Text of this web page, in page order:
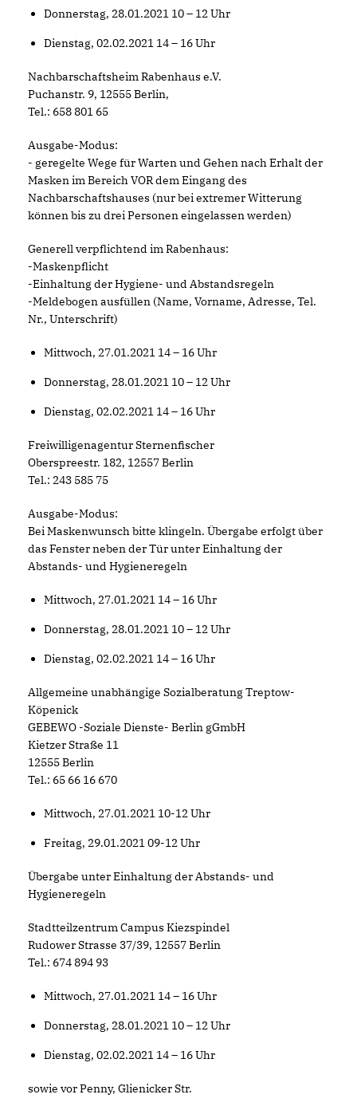
Donnerstag, 28.01.2021 10 – 12 Uhr
Dienstag, 02.02.2021 14 – 16 Uhr
Nachbarschaftsheim Rabenhaus e.V.
Puchanstr. 9, 12555 Berlin,
Tel.: 658 801 65
Ausgabe-Modus:
- geregelte Wege für Warten und Gehen nach Erhalt der
Masken im Bereich VOR dem Eingang des
Nachbarschaftshauses (nur bei extremer Witterung
können bis zu drei Personen eingelassen werden)
Generell verpflichtend im Rabenhaus:
-Maskenpflicht
-Einhaltung der Hygiene- und Abstandsregeln
-Meldebogen ausfüllen (Name, Vorname, Adresse, Tel.
Nr., Unterschrift)
Mittwoch, 27.01.2021 14 – 16 Uhr
Donnerstag, 28.01.2021 10 – 12 Uhr
Dienstag, 02.02.2021 14 – 16 Uhr
Freiwilligenagentur Sternenfischer
Oberspreestr. 182, 12557 Berlin
Tel.: 243 585 75
Ausgabe-Modus:
Bei Maskenwunsch bitte klingeln. Übergabe erfolgt über
das Fenster neben der Tür unter Einhaltung der
Abstands- und Hygieneregeln
Mittwoch, 27.01.2021 14 – 16 Uhr
Donnerstag, 28.01.2021 10 – 12 Uhr
Dienstag, 02.02.2021 14 – 16 Uhr
Allgemeine unabhängige Sozialberatung Treptow-
Köpenick
GEBEWO -Soziale Dienste- Berlin gGmbH
Kietzer Straße 11
12555 Berlin
Tel.: 65 66 16 670
Mittwoch, 27.01.2021 10-12 Uhr
Freitag, 29.01.2021 09-12 Uhr
Übergabe unter Einhaltung der Abstands- und
Hygieneregeln
Stadtteilzentrum Campus Kiezspindel
Rudower Strasse 37/39, 12557 Berlin
Tel.: 674 894 93
Mittwoch, 27.01.2021 14 – 16 Uhr
Donnerstag, 28.01.2021 10 – 12 Uhr
Dienstag, 02.02.2021 14 – 16 Uhr
sowie vor Penny, Glienicker Str.